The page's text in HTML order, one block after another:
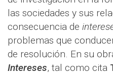
las sociedades y sus
consecuencia de
problemas que
de resolución. En su
Intereses, tal como cita